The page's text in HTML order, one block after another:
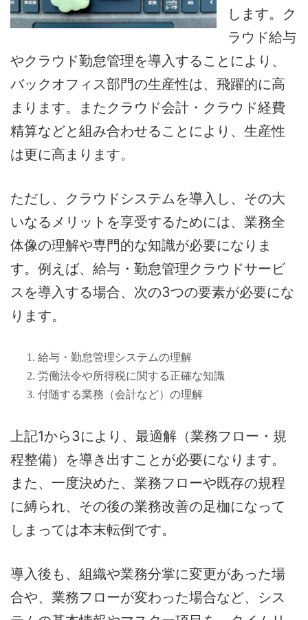
します。ク
ラウド給与
やクラウド勤怠管理を導入することにより、
バックオフィス部門の生産性は、飛躍的に高
まります。またクラウド会計・クラウド経費
精算などと組み合わせることにより、生産性
は更に高まります。
ただし、クラウドシステムを導入し、その大
いなるメリットを享受するためには、業務全
体像の理解や専門的な知識が必要になりま
す。例えば、給与・勤怠管理クラウドサービ
スを導入する場合、次の3つの要素が必要にな
ります。
給与・勤怠管理システムの理解
労働法令や所得税に関する正確な知識
付随する業務（会計など）の理解
上記1から3により、最適解（業務フロー・規
程整備）を導き出すことが必要になります。
また、一度決めた、業務フローや既存の規程
に縛られ、その後の業務改善の足枷になって
しまっては本末転倒です。
導入後も、組織や業務分掌に変更があった場
合や、業務フローが変わった場合など、シス